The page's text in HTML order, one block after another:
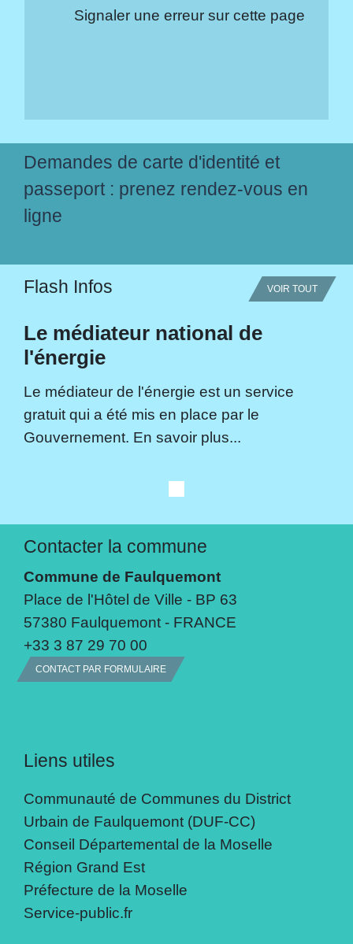
Signaler une erreur sur cette page
Demandes de carte d'identité et
passeport : prenez rendez-vous en
ligne
Flash Infos VOIR TOUT
Le médiateur national de
l'énergie
Le médiateur de l'énergie est un service
gratuit qui a été mis en place par le
Gouvernement. En savoir plus...
Contacter la commune
Commune de Faulquemont
Place de l'Hôtel de Ville - BP 63
57380 Faulquemont - FRANCE
+33 3 87 29 70 00
CONTACT PAR FORMULAIRE
Liens utiles
Communauté de Communes du District
Urbain de Faulquemont (DUF-CC)
Conseil Départemental de la Moselle
Région Grand Est
Préfecture de la Moselle
Service-public.fr